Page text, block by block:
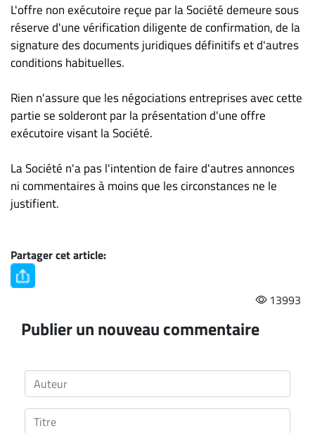
L'offre non exécutoire reçue par la Société demeure sous
réserve d'une vérification diligente de confirmation, de la
signature des documents juridiques définitifs et d'autres
conditions habituelles.
Rien n'assure que les négociations entreprises avec cette
partie se solderont par la présentation d'une offre
exécutoire visant la Société.
La Société n'a pas l'intention de faire d'autres annonces
ni commentaires à moins que les circonstances ne le
justifient.
Partager cet article:
13993
Publier un nouveau commentaire